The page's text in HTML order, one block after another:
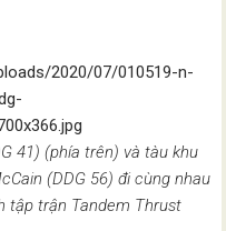
41) (phía trên) và tàu khu
(DDG 56) đi cùng nhau
tập trận Tandem Thrust